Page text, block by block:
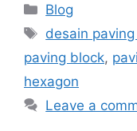
Blog
desain
paving block,
hexagon
Leave a